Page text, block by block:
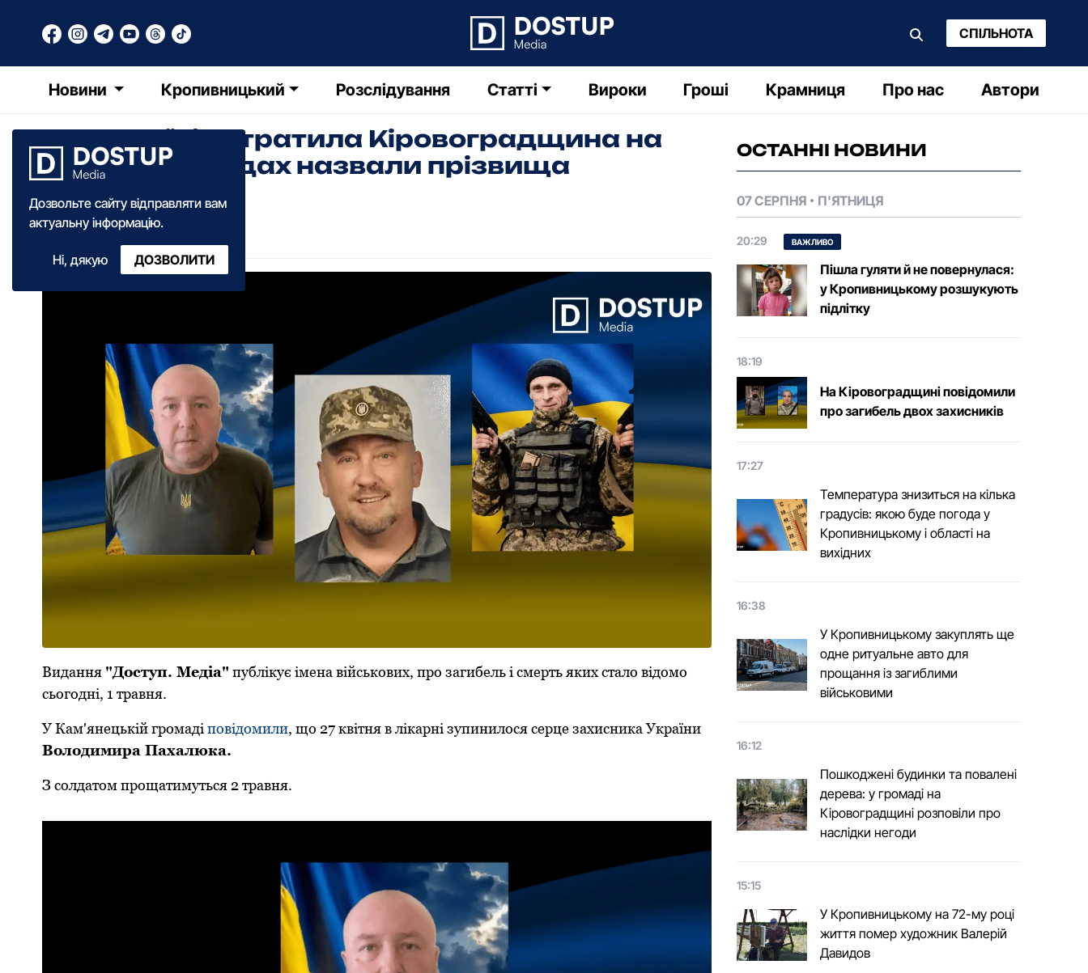
СПІЛЬНОТА
Новини Кропивницький Розслідування Статті Вироки Гроші Крамниця Про нас Автори
Дозвольте сайту відправляти вам
актуальну інформацію.
Ні, дякую ДОЗВОЛИТИ
Трьох воїнів втратила Кіровоградщина на
війні: у громадах назвали прізвища
Анна Добрань
01 травня·2026
Видання "Доступ. Медіа" публікує імена військових, про загибель і смерть яких стало відомо
сьогодні, 1 травня.
У Кам'янецькій громаді повідомили, що 27 квітня в лікарні зупинилoся серце захисника України
Вoлoдимира Пахалюка.
З солдатом прощатимуться 2 травня.
ОСТАННІ НОВИНИ
07 СЕРПНЯ П'ЯТНИЦЯ
20:29 ВАЖЛИВО
Пішла гуляти й не повернулася:
у Кропивницькому розшукують
підлітку
18:19
На Кіровоградщині повідомили
про загибель двох захисників
17:27
Температура знизиться на кілька
градусів: якою буде погода у
Кропивницькому і області на
вихідних
16:38
У Кропивницькому закуплять ще
одне ритуальне авто для
прощання із загиблими
військовими
16:12
Пошкоджені будинки та повалені
дерева: у громаді на
Кіровоградщині розповіли про
наслідки негоди
15:15
У Кропивницькому на 72-му році
життя помер художник Валерій
Давидов